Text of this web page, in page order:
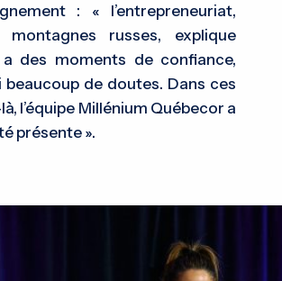
: « l’entrepreneuriat,
montagnes russes, explique
des moments de confiance,
beaucoup de doutes. Dans ces
l’équipe Millénium Québecor a
présente ».